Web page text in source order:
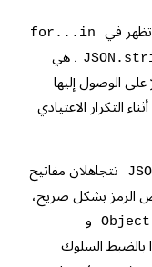
for...in
. هي
الوصول إليها
التكرار الاعتيادي
تتجاهلان مفاتيح
الرمز بشكل صريح،
و
بالضبط السلوك